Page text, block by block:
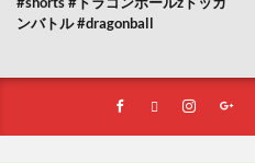
ンバトル #dragonball